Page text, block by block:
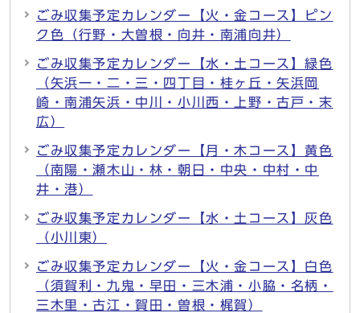
ごみ収集予定カレンダー【火・金コース】ピン
ク色（行野・大曽根・向井・南浦向井）
ごみ収集予定カレンダー【水・土コース】緑色
（矢浜一・二・三・四丁目・桂ヶ丘・矢浜岡
崎・南浦矢浜・中川・小川西・上野・古戸・末
広）
ごみ収集予定カレンダー【月・木コース】黄色
（南陽・瀬木山・林・朝日・中央・中村・中
井・港）
ごみ収集予定カレンダー【水・土コース】灰色
（小川東）
ごみ収集予定カレンダー【火・金コース】白色
（須賀利・九鬼・早田・三木浦・小脇・名柄・
三木里・古江・賀田・曽根・梶賀）